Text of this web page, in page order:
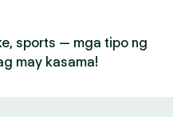
sports — mga tipo ng
may kasama!